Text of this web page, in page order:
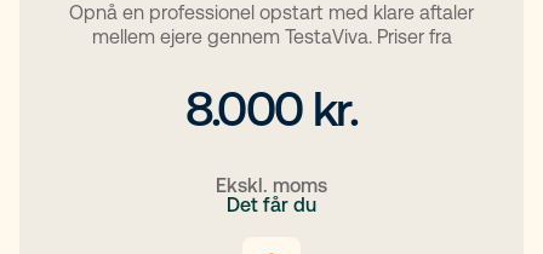
Opnå en professionel opstart med klare aftaler
mellem ejere gennem TestaViva. Priser fra
8.000 kr.
Ekskl. moms
Det får du